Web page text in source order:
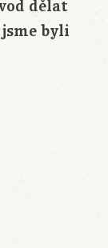
dělat
byli